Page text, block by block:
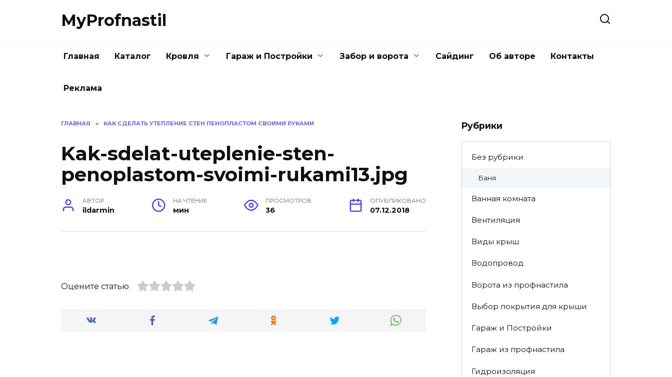
MyProfnastil
Главная Каталог Кровля Гараж и Постройки Забор и ворота Сайдинг Об авторе Контакты
Реклама
ГЛАВНАЯ » КАК СДЕЛАТЬ УТЕПЛЕНИЕ СТЕН ПЕНОПЛАСТОМ СВОИМИ РУКАМИ
Kak-sdelat-uteplenie-sten-
penoplastom-svoimi-rukami13.jpg
АВТОР
ildarmin
НА ЧТЕНИЕ
мин
ПРОСМОТРОВ
36
ОПУБЛИКОВАНО
07.12.2018
Оцените статью
Рубрики
Без рубрики
Баня
Ванная комната
Вентиляция
Виды крыш
Водопровод
Ворота из профнастила
Выбор покрытия для крыши
Гараж и Постройки
Гараж из профнастила
Гидроизоляция